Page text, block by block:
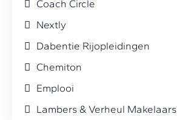
Coach Circle
Nextly
Dabentie Rijopleidingen
Chemiton
Emplooi
Lambers & Verheul Makelaars